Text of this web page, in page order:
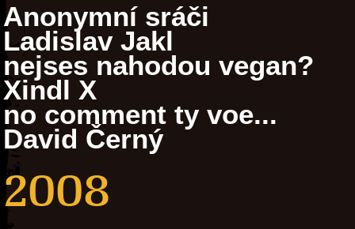
Anonymní sráči
Ladislav Jakl
nejses nahodou vegan?
Xindl X
no comment ty voe...
David Černý
2008